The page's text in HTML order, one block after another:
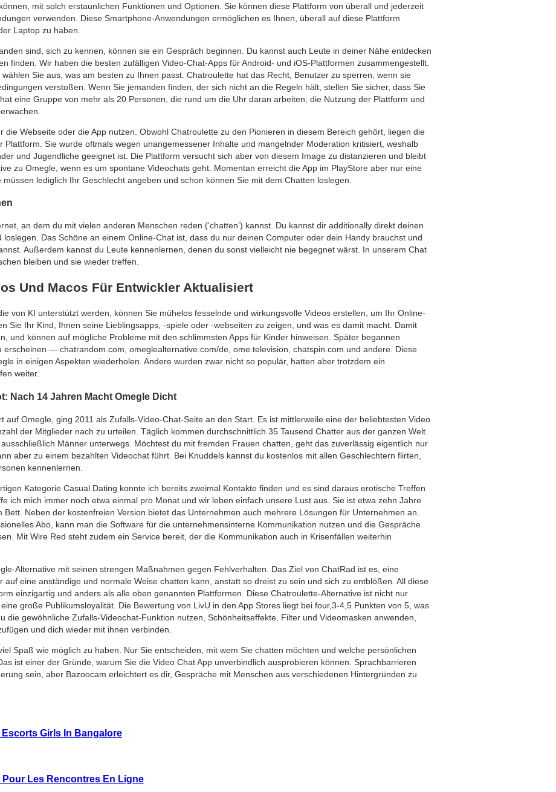
mit solch erstaunlichen Funktionen und Optionen. Sie können diese Plattform von überall und jederzeit
verwenden. Diese Smartphone-Anwendungen ermöglichen es Ihnen, überall auf diese Plattform
Laptop zu haben.
sind, sich zu kennen, können sie ein Gespräch beginnen. Du kannst auch Leute in deiner Nähe entdecken
finden. Wir haben die besten zufälligen Video-Chat-Apps für Android- und iOS-Plattformen zusammengestellt.
Sie aus, was am besten zu Ihnen passt. Chatroulette hat das Recht, Benutzer zu sperren, wenn sie
verstoßen. Wenn Sie jemanden finden, der sich nicht an die Regeln hält, stellen Sie sicher, dass Sie
eine Gruppe von mehr als 20 Personen, die rund um die Uhr daran arbeiten, die Nutzung der Plattform und
die Webseite oder die App nutzen. Obwohl Chatroulette zu den Pionieren in diesem Bereich gehört, liegen die
Plattform. Sie wurde oftmals wegen unangemessener Inhalte und mangelnder Moderation kritisiert, weshalb
und Jugendliche geeignet ist. Die Plattform versucht sich aber von diesem Image zu distanzieren und bleibt
zu Omegle, wenn es um spontane Videochats geht. Momentan erreicht die App im PlayStore aber nur eine
lediglich Ihr Geschlecht angeben und schon können Sie mit dem Chatten loslegen.
an dem du mit vielen anderen Menschen reden (‘chatten’) kannst. Du kannst dir additionally direkt deinen
Das Schöne an einem Online-Chat ist, dass du nur deinen Computer oder dein Handy brauchst und
Außerdem kannst du Leute kennenlernen, denen du sonst vielleicht nie begegnet wärst. In unserem Chat
bleiben und sie wieder treffen.
Und Macos Für Entwickler Aktualisiert
von KI unterstützt werden, können Sie mühelos fesselnde und wirkungsvolle Videos erstellen, um Ihr Online-
Sie Ihr Kind, Ihnen seine Lieblingsapps, -spiele oder -webseiten zu zeigen, und was es damit macht. Damit
und können auf mögliche Probleme mit den schlimmsten Apps für Kinder hinweisen. Später begannen
erscheinen — chatrandom.com, omeglealternative.com/de, ome.television, chatspin.com und andere. Diese
in einigen Aspekten wiederholen. Andere wurden zwar nicht so populär, hatten aber trotzdem ein
weiter.
Nach 14 Jahren Macht Omegle Dicht
auf Omegle, ging 2011 als Zufalls-Video-Chat-Seite an den Start. Es ist mittlerweile eine der beliebtesten Video
der Mitglieder nach zu urteilen. Täglich kommen durchschnittlich 35 Tausend Chatter aus der ganzen Welt.
Männer unterwegs. Möchtest du mit fremden Frauen chatten, geht das zuverlässig eigentlich nur
aber zu einem bezahlten Videochat führt. Bei Knuddels kannst du kostenlos mit allen Geschlechtern flirten,
kennenlernen.
Kategorie Casual Dating konnte ich bereits zweimal Kontakte finden und es sind daraus erotische Treffen
ich mich immer noch etwa einmal pro Monat und wir leben einfach unsere Lust aus. Sie ist etwa zehn Jahre
Neben der kostenfreien Version bietet das Unternehmen auch mehrere Lösungen für Unternehmen an.
Abo, kann man die Software für die unternehmensinterne Kommunikation nutzen und die Gespräche
Mit Wire Red steht zudem ein Service bereit, der die Kommunikation auch in Krisenfällen weiterhin
Alternative mit seinen strengen Maßnahmen gegen Fehlverhalten. Das Ziel von ChatRad ist es, eine
auf eine anständige und normale Weise chatten kann, anstatt so dreist zu sein und sich zu entblößen. All diese
einzigartig und anders als alle oben genannten Plattformen. Diese Chatroulette-Alternative ist nicht nur
große Publikumsloyalität. Die Bewertung von LivU in den App Stores liegt bei four,3-4,5 Punkten von 5, was
die gewöhnliche Zufalls-Videochat-Funktion nutzen, Schönheitseffekte, Filter und Videomasken anwenden,
und dich wieder mit ihnen verbinden.
Spaß wie möglich zu haben. Nur Sie entscheiden, mit wem Sie chatten möchten und welche persönlichen
ist einer der Gründe, warum Sie die Video Chat App unverbindlich ausprobieren können. Sprachbarrieren
sein, aber Bazoocam erleichtert es dir, Gespräche mit Menschen aus verschiedenen Hintergründen zu
Girls In Bangalore
Les Rencontres En Ligne